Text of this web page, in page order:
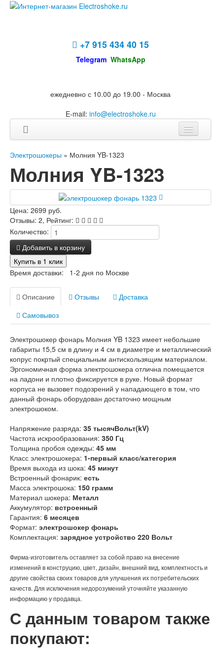
+7 915 434 40 15
Telegram WhatsApp
ежедневно с 10.00 до 19.00 - Москва
E-mail: info@electroshoke.ru
Электрошокеры » Молния YB-1323
Молния YB-1323
Цена: 2699 руб.
Отзывы: 2, Рейтинг:
Количество:
Добавить в корзину
Купить в 1 клик
Время доставки: 1-2 дня по Москве
Описание Отзывы
Доставка
Самовывоз
Электрошокер фонарь Молния YB 1323 имеет небольшие
габариты 15,5 см в длину и 4 см в диаметре и металлический
копрус покртый специальным антискользящим материалом.
Эргономичная форма электрошокера отлична помещается
на ладони и плотно фиксируется в руке. Новый формат
корпуса не вызовет подозрений у нападающего в том, что
данный фонарь оборудован достаточно мощным
электрошоком.
Напряжение разряда: 35 тысячВольт(kV)
Частота искрообразования: 350 Гц
Толщина пробоя одежды: 45 мм
Класс электрошокера: 1-первый класс/категория
Время выхода из шока: 45 минут
Встроенный фонарик: есть
Масса электрошока: 150 грамм
Материал шокера: Металл
Аккумулятор: встроенный
Гарантия: 6 месяцев
Формат: электрошокер фонарь
Комплектация: зарядное устройство 220 Вольт
Фирма-изготовитель оставляет за собой право на внесение
изменений в конструцию, цвет, дизайн, внешний вид, комплектность и
другие свойства своих товаров для улучшения их потребительских
качеств. Для исключения недорозумений уточняйте указанную
информацию у продавца.
С данным товаром также
покупают: